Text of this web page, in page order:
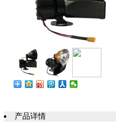
产品详情